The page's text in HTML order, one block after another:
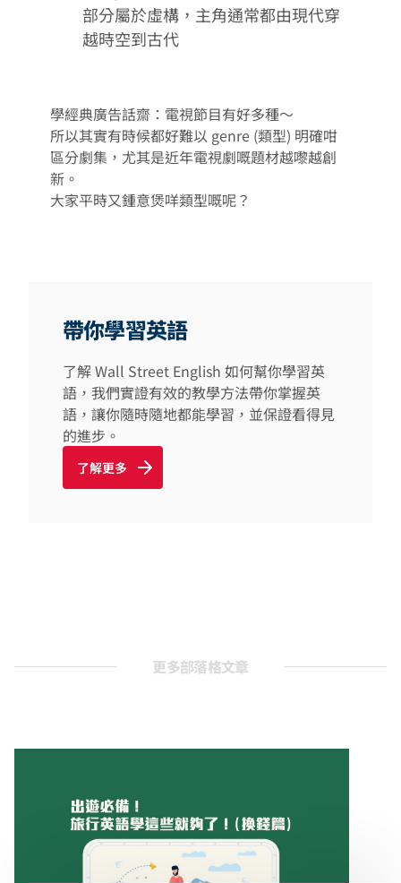
部分屬於虛構，主角通常都由現代穿
越時空到古代
學經典廣告話齋：電視節目有好多種～
所以其實有時候都好難以 genre (類型) 明確咁
區分劇集，尤其是近年電視劇嘅題材越嚟越創
新。
大家平時又鍾意煲咩類型嘅呢？
帶你學習英語
了解 Wall Street English 如何幫你學習英
語，我們實證有效的教學方法帶你掌握英
語，讓你隨時隨地都能學習，並保證看得見
的進步。
了解更多
更多部落格文章